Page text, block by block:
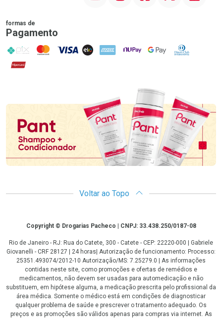
formas de
Pagamento
PIX MasterCard
VISA ELO AMEX NuPay Google PayDiners Club
Hipercard
Promoção em Destaque
Voltar ao Topo
CopyrightCopyright © Drogarias Pacheco | CNPJ: 33.438.250/0187-08
Rio de Janeiro - RJ: Rua do Catete, 300 - Catete - CEP: 22220-000 | Gabriele
Giovanelli - CRF 28127 | 24 horas| Autorização de funcionamento: Processo:
25351.493074/2012-10 Autorização/MS: 7.25279.0 | As informações
contidas neste site, como promoções e ofertas de remédios e
medicamentos, não devem ser usadas para automedicação e não
substituem, em hipótese alguma, a medicação prescrita pelo profissional da
área médica. Somente o médico está em condições de diagnosticar
qualquer problema de saúde e prescrever o tratamento adequado. Os
preços e as promoções são válidos apenas para compras via internet. As